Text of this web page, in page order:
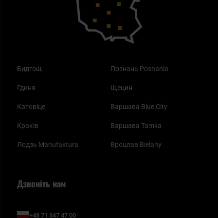
Бидгощ
Гдиня
Катовіце
Краків
Лодзь Manufaktura
Познань Posnania
Щецин
Варшава Blue City
Варшава Tamka
Вроцлав Bielany
Найкращі спальні мішки на осінь
Дзвоніть нам
+48 71 347 47 00